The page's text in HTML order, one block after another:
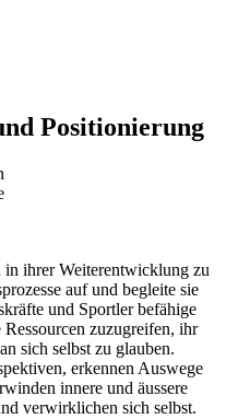
Positionierung
in ihrer Weiterentwicklung zu
auf und begleite sie
und Sportler befähige
zuzugreifen, ihr
sich selbst zu glauben.
erkennen Auswege
innere und äussere
verwirklichen sich selbst.